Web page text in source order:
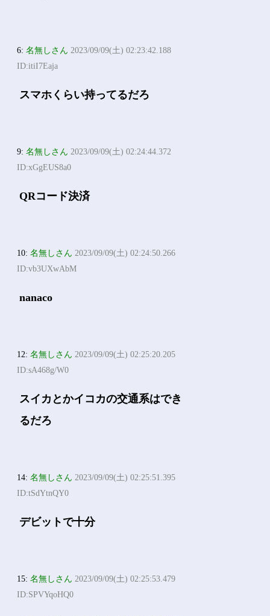
6:名無しさん 2023/09/09(土) 02:23:42.188
ID:itiI7Eaja
スマホくらい持ってるだろ
9:名無しさん 2023/09/09(土) 02:24:44.372
ID:xGgEUS8a0
QRコード決済
10:名無しさん 2023/09/09(土) 02:24:50.266
ID:vb3UXwAbM
nanaco
12:名無しさん 2023/09/09(土) 02:25:20.205
ID:sA468g/W0
スイカとかイコカの交通系はでき
るだろ
14:名無しさん 2023/09/09(土) 02:25:51.395
ID:tSdYtnQY0
デビットで十分
15:名無しさん 2023/09/09(土) 02:25:53.479
ID:SPVYqoHQ0